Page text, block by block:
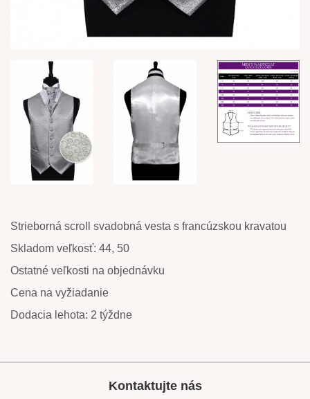
Strieborná scroll svadobná vesta s francúzskou kravatou
Skladom veľkosť: 44, 50
Ostatné veľkosti na objednávku
Cena na vyžiadanie
Dodacia lehota: 2 týždne
Kontaktujte nás